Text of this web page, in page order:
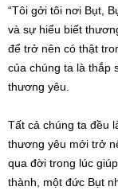
“Tôi gởi tôi nơi Bụt,
và sự hiểu biết
để trở nên có thật
của chúng ta là thắp
thương yêu.
Tất cả chúng ta đều
thương yêu mới trở
qua đời trong lúc
thành, một đức Bụt